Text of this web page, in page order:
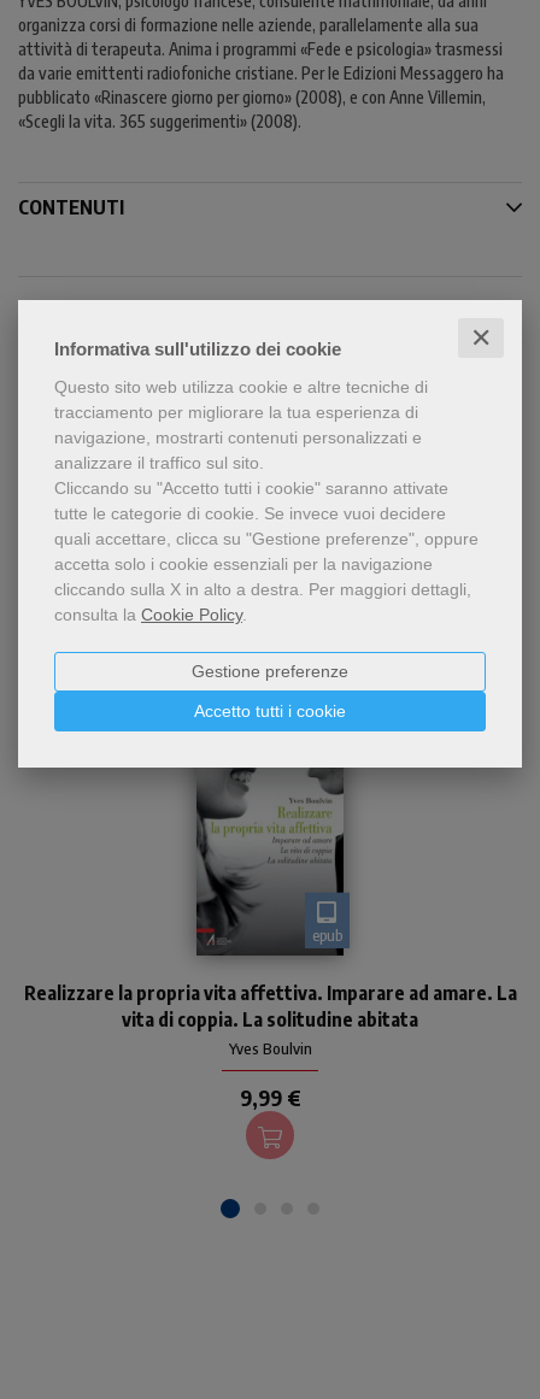
Informativa sull'utilizzo dei cookie ✕
Questo sito web utilizza cookie e altre tecniche di
tracciamento per migliorare la tua esperienza di
navigazione, mostrarti contenuti personalizzati e
analizzare il traffico sul sito.
Cliccando su "Accetto tutti i cookie" saranno attivate
tutte le categorie di cookie. Se invece vuoi decidere
quali accettare, clicca su "Gestione preferenze", oppure
accetta solo i cookie essenziali per la navigazione
cliccando sulla X in alto a destra. Per maggiori dettagli,
consulta la Cookie Policy.
Accetto tutti i cookie
Gestione preferenze
organizza corsi di formazione nelle aziende, parallelamente alla sua
attività di terapeuta. Anima i programmi «Fede e psicologia» trasmessi
da varie emittenti radiofoniche cristiane. Per le Edizioni Messaggero ha
pubblicato «Rinascere giorno per giorno» (2008), e con Anne Villemin,
«Scegli la vita. 365 suggerimenti» (2008).
CONTENUTI
Condividi
Dello stesso autore
epub
amare, vivere bene la vita di
coppia, aspirare a
un'esistenza positiva e
Yves Boulvin
Realizzare la propria vita affettiva. Imparare ad amare. La
vita di coppia. La solitudine abitata
9,99 €